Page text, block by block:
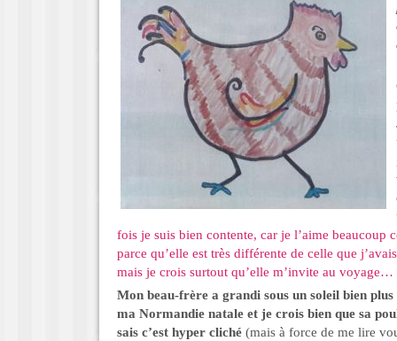
fois je suis bien contente, car je l’aime beaucoup
parce qu’elle est très différente de celle que
mais je crois surtout qu’elle m’invite au voyage…
Mon beau-frère a grandi sous un soleil bien plus
ma Normandie natale et je crois bien que sa
sais c’est hyper cliché (mais à force de me lire